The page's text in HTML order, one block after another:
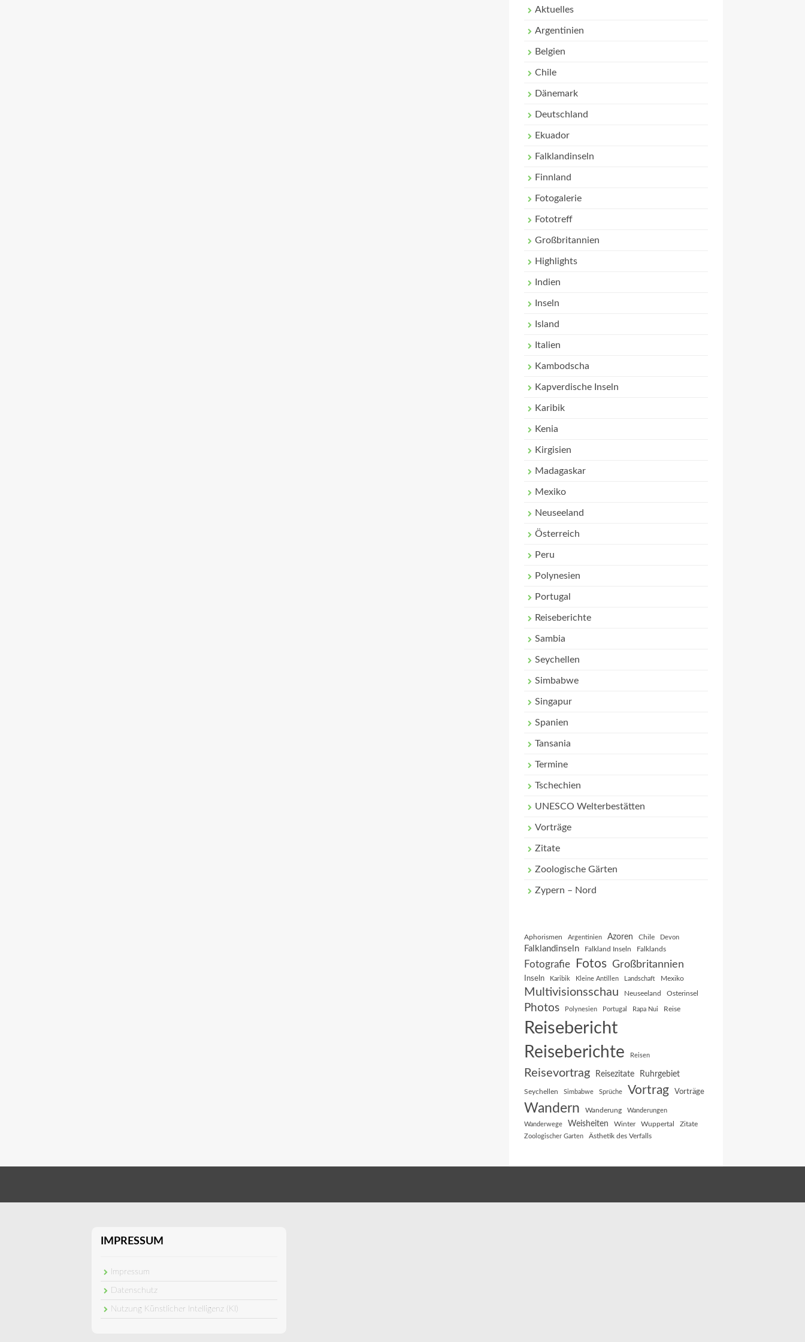
Aktuelles
Argentinien
Belgien
Chile
Dänemark
Deutschland
Ekuador
Falklandinseln
Finnland
Fotogalerie
Fototreff
Großbritannien
Highlights
Indien
Inseln
Island
Italien
Kambodscha
Kapverdische Inseln
Karibik
Kenia
Kirgisien
Madagaskar
Mexiko
Neuseeland
Österreich
Peru
Polynesien
Portugal
Reiseberichte
Sambia
Seychellen
Simbabwe
Singapur
Spanien
Tansania
Termine
Tschechien
UNESCO Welterbestätten
Vorträge
Zitate
Zoologische Gärten
Zypern – Nord
Aphorismen Argentinien Azoren Chile Devon
Falklandinseln Falkland Inseln Falklands
Fotografie Fotos Großbritannien
Inseln Karibik Kleine Antillen Landschaft Mexiko
Multivisionsschau Neuseeland Osterinsel
Photos Polynesien Portugal Rapa Nui Reise
Reisebericht
Reiseberichte Reisen
Reisevortrag Reisezitate Ruhrgebiet
Seychellen Simbabwe Sprüche Vortrag Vorträge
Wandern Wanderung Wanderungen
Wanderwege Weisheiten Winter Wuppertal Zitate
Zoologischer Garten Ästhetik des Verfalls
IMPRESSUM
Impressum
Datenschutz
Nutzung Künstlicher Intelligenz (KI)